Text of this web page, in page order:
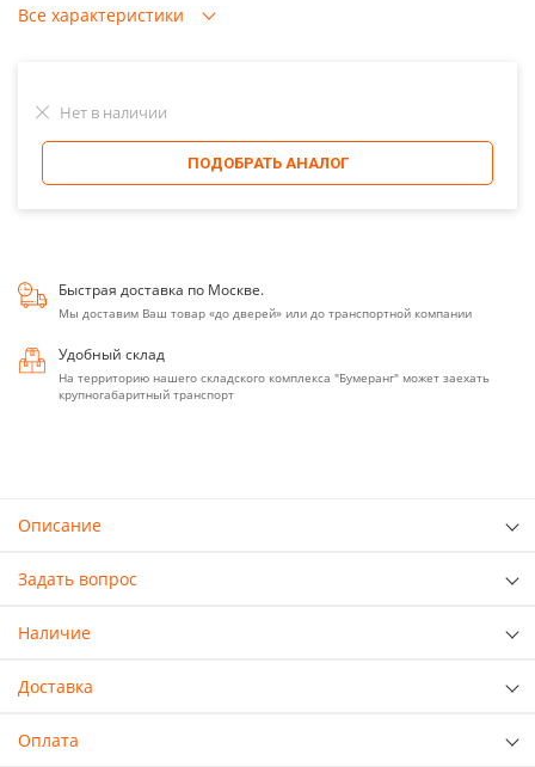
Все характеристики
Нет в наличии
ПОДОБРАТЬ АНАЛОГ
Быстрая доставка по Москве.
Мы доставим Ваш товар «до дверей» или до транспортной компании
Удобный склад
На территорию нашего складского комплекса "Бумеранг" может заехать
крупногабаритный транспорт
Описание
Задать вопрос
Наличие
Доставка
Оплата